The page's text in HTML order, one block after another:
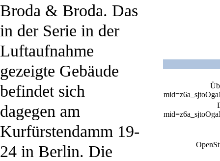
Broda & Broda. Das
in der Serie in der
Luftaufnahme
gezeigte Gebäude
befindet sich
dagegen am
Kurfürstendamm 19-
24 in Berlin. Die